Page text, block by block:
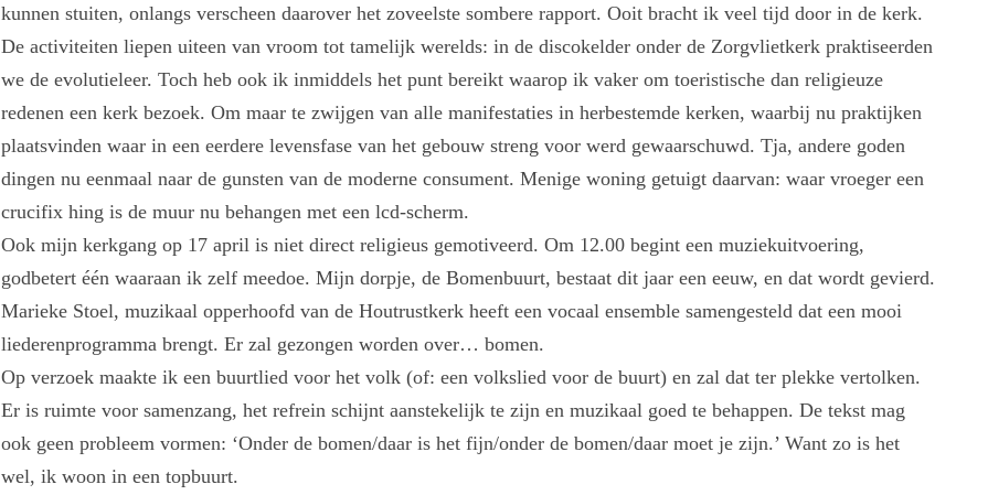
kunnen stuiten, onlangs verscheen daarover het zoveelste sombere rapport. Ooit bracht ik veel tijd door in de kerk.
De activiteiten liepen uiteen van vroom tot tamelijk werelds: in de discokelder onder de Zorgvlietkerk praktiseerden
we de evolutieleer. Toch heb ook ik inmiddels het punt bereikt waarop ik vaker om toeristische dan religieuze
redenen een kerk bezoek. Om maar te zwijgen van alle manifestaties in herbestemde kerken, waarbij nu praktijken
plaatsvinden waar in een eerdere levensfase van het gebouw streng voor werd gewaarschuwd. Tja, andere goden
dingen nu eenmaal naar de gunsten van de moderne consument. Menige woning getuigt daarvan: waar vroeger een
crucifix hing is de muur nu behangen met een lcd-scherm.
Ook mijn kerkgang op 17 april is niet direct religieus gemotiveerd. Om 12.00 begint een muziekuitvoering,
godbetert één waaraan ik zelf meedoe. Mijn dorpje, de Bomenbuurt, bestaat dit jaar een eeuw, en dat wordt gevierd.
Marieke Stoel, muzikaal opperhoofd van de Houtrustkerk heeft een vocaal ensemble samengesteld dat een mooi
liederenprogramma brengt. Er zal gezongen worden over… bomen.
Op verzoek maakte ik een buurtlied voor het volk (of: een volkslied voor de buurt) en zal dat ter plekke vertolken.
Er is ruimte voor samenzang, het refrein schijnt aanstekelijk te zijn en muzikaal goed te behappen. De tekst mag
ook geen probleem vormen: ‘Onder de bomen/daar is het fijn/onder de bomen/daar moet je zijn.’ Want zo is het
wel, ik woon in een topbuurt.